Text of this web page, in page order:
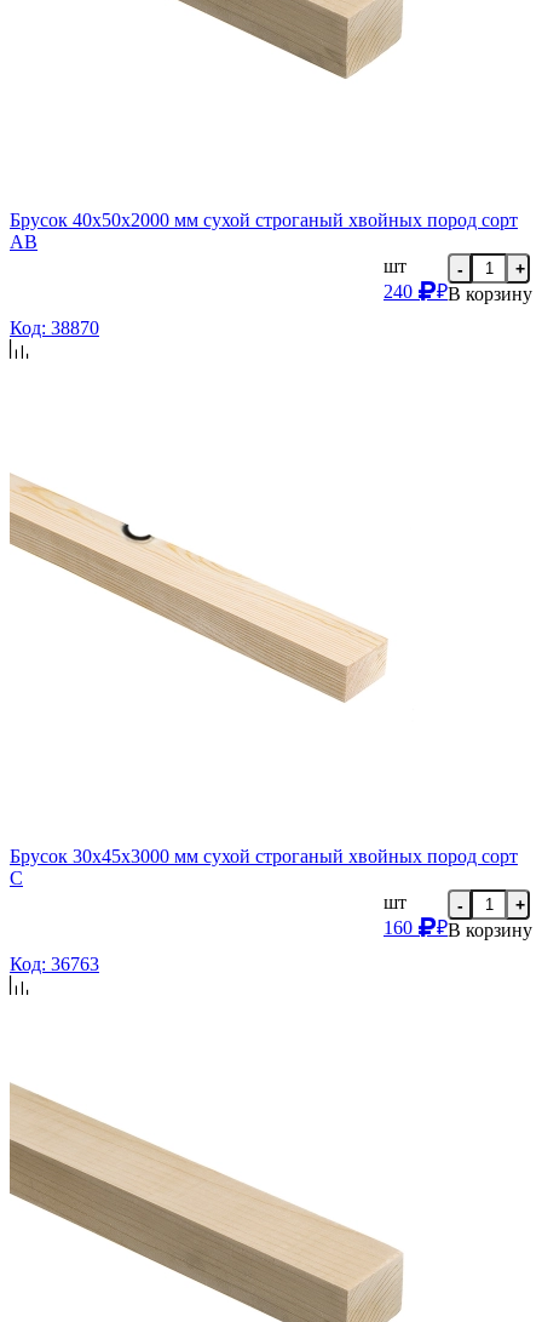
Брусок 40х50х2000 мм сухой строганый хвойных пород сорт
AB
шт
240
₽
- +
В корзину
Код: 38870
Брусок 30х45х3000 мм сухой строганый хвойных пород сорт
C
шт
160
₽
- +
В корзину
Код: 36763